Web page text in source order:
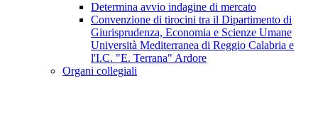
Determina avvio indagine di mercato
Convenzione di tirocini tra il Dipartimento di
Giurisprudenza, Economia e Scienze Umane
Università Mediterranea di Reggio Calabria e
l'I.C. "E. Terrana" Ardore
Organi collegiali